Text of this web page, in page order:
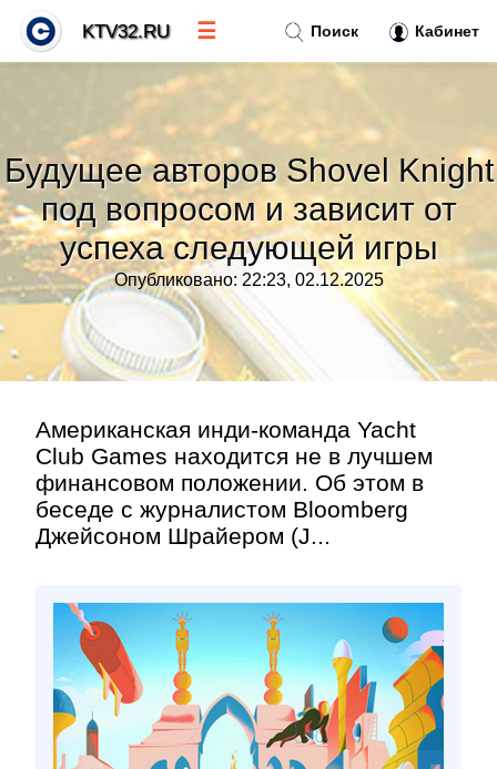
Будущее авторов Shovel Knight
под вопросом и зависит от
успеха следующей игры
Опубликовано: 22:23, 02.12.2025
Американская инди-команда Yacht
Club Games находится не в лучшем
финансовом положении. Об этом в
беседе с журналистом Bloomberg
Джейсоном Шрайером (J...
Поиск Кабинет
KTV32.RU ☰
Тренды новостей»
Рубрики»
Правила
Контакт»